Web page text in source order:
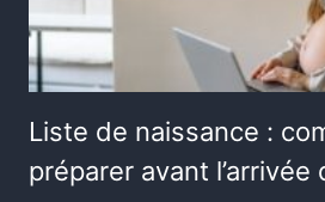
Liste de naissance :
préparer avant l’arrivée